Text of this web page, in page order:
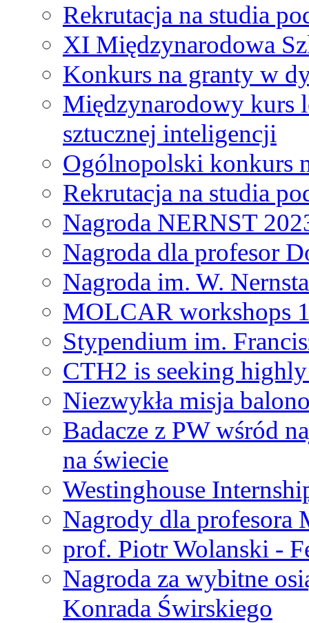
Rekrutacja na studia
XI Międzynarodowa
Konkurs na granty w
Międzynarodowy kurs
sztucznej inteligencji
Ogólnopolski konkurs
Rekrutacja na studia
Nagroda NERNST
Nagroda dla profesor
Nagroda im. W.
MOLCAR workshops
Stypendium im.
CTH2 is seeking
Niezwykła misja
Badacze z PW wśród
na świecie
Westinghouse
Nagrody dla profesora
prof. Piotr Wolanski -
Nagroda za wybitne
Konrada Świrskiego